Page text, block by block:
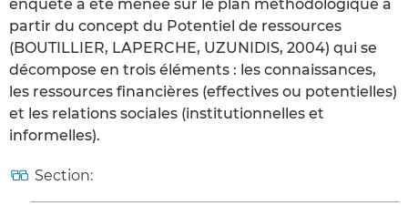
enquête a été menée sur le plan méthodologique à
partir du concept du Potentiel de ressources
(BOUTILLIER, LAPERCHE, UZUNIDIS, 2004) qui se
décompose en trois éléments : les connaissances,
les ressources financières (effectives ou potentielles)
et les relations sociales (institutionnelles et
informelles).
Section: